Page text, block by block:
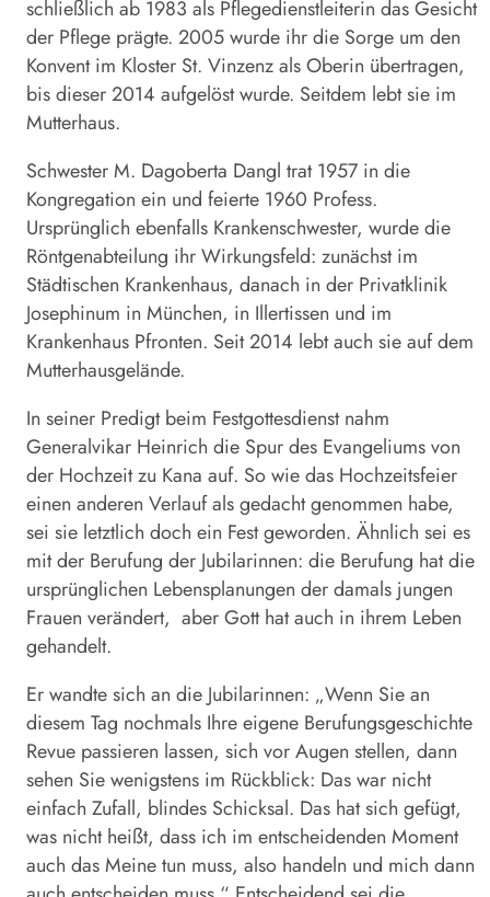
schließlich ab 1983 als Pflegedienstleiterin das Gesicht
der Pflege prägte. 2005 wurde ihr die Sorge um den
Konvent im Kloster St. Vinzenz als Oberin übertragen,
bis dieser 2014 aufgelöst wurde. Seitdem lebt sie im
Mutterhaus.
Schwester M. Dagoberta Dangl trat 1957 in die
Kongregation ein und feierte 1960 Profess.
Ursprünglich ebenfalls Krankenschwester, wurde die
Röntgenabteilung ihr Wirkungsfeld: zunächst im
Städtischen Krankenhaus, danach in der Privatklinik
Josephinum in München, in Illertissen und im
Krankenhaus Pfronten. Seit 2014 lebt auch sie auf dem
Mutterhausgelände.
In seiner Predigt beim Festgottesdienst nahm
Generalvikar Heinrich die Spur des Evangeliums von
der Hochzeit zu Kana auf. So wie das Hochzeitsfeier
einen anderen Verlauf als gedacht genommen habe,
sei sie letztlich doch ein Fest geworden. Ähnlich sei es
mit der Berufung der Jubilarinnen: die Berufung hat die
ursprünglichen Lebensplanungen der damals jungen
Frauen verändert, aber Gott hat auch in ihrem Leben
gehandelt.
Er wandte sich an die Jubilarinnen: „Wenn Sie an
diesem Tag nochmals Ihre eigene Berufungsgeschichte
Revue passieren lassen, sich vor Augen stellen, dann
sehen Sie wenigstens im Rückblick: Das war nicht
einfach Zufall, blindes Schicksal. Das hat sich gefügt,
was nicht heißt, dass ich im entscheidenden Moment
auch das Meine tun muss, also handeln und mich dann